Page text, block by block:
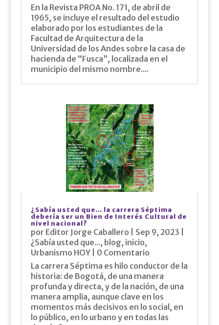
En la Revista PROA No. 171, de abril de
1965, se incluye el resultado del estudio
elaborado por los estudiantes de la
Facultad de Arquitectura de la
Universidad de los Andes sobre la casa de
hacienda de “Fusca”, localizada en el
municipio del mismo nombre....
¿Sabía usted que… la carrera Séptima
debería ser un Bien de Interés Cultural de
nivel nacional?
por Editor Jorge Caballero Sep 9, 2023
¿Sabía usted que..., blog, inicio,
Urbanismo HOY| 0 Comentario
La carrera Séptima es hilo conductor de la
historia: de Bogotá, de una manera
profunda y directa, y de la nación, de una
manera amplia, aunque clave en los
momentos más decisivos en lo social, en
lo público, en lo urbano y en todas las